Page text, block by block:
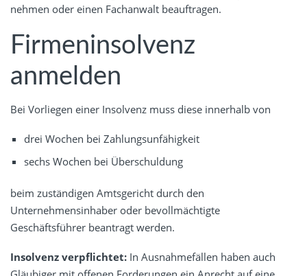
nehmen oder einen Fachanwalt beauftragen.
Firmeninsolvenz
anmelden
Bei Vorliegen einer Insolvenz muss diese innerhalb von
drei Wochen bei Zahlungsunfähigkeit
sechs Wochen bei Überschuldung
beim zuständigen Amtsgericht durch den
Unternehmensinhaber oder bevollmächtigte
Geschäftsführer beantragt werden.
Insolvenz verpflichtet: In Ausnahmefällen haben auch